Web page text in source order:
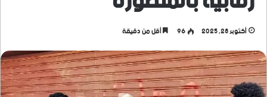
أكتوبر 28, 2025 96 أقل من دقيقة